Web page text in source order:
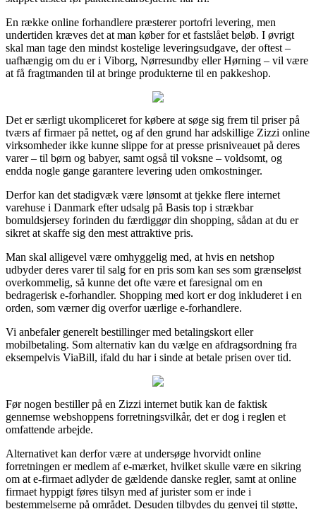
En række online forhandlere præsterer portofri levering, men
undertiden kræves det at man køber for et fastslået beløb. I øvrigt
skal man tage den mindst kostelige leveringsudgave, der oftest –
uafhængig om du er i Viborg, Nørresundby eller Hørning – vil være
at få fragtmanden til at bringe produkterne til en pakkeshop.
Det er særligt ukompliceret for købere at søge sig frem til priser på
tværs af firmaer på nettet, og af den grund har adskillige Zizzi online
virksomheder ikke kunne slippe for at presse prisniveauet på deres
varer – til børn og babyer, samt også til voksne – voldsomt, og
endda nogle gange garantere levering uden omkostninger.
Derfor kan det stadigvæk være lønsomt at tjekke flere internet
varehuse i Danmark efter udsalg på Basis top i strækbar
bomuldsjersey forinden du færdiggør din shopping, sådan at du er
sikret at skaffe sig den mest attraktive pris.
Man skal alligevel være omhyggelig med, at hvis en netshop
udbyder deres varer til salg for en pris som kan ses som grænseløst
overkommelig, så kunne det ofte være et faresignal om en
bedragerisk e-forhandler. Shopping med kort er dog inkluderet i en
orden, som værner dig overfor uærlige e-forhandlere.
Vi anbefaler generelt bestillinger med betalingskort eller
mobilbetaling. Som alternativ kan du vælge en afdragsordning fra
eksempelvis ViaBill, ifald du har i sinde at betale prisen over tid.
Før nogen bestiller på en Zizzi internet butik kan de faktisk
gennemse webshoppens forretningsvilkår, det er dog i reglen et
omfattende arbejde.
Alternativet kan derfor være at undersøge hvorvidt online
forretningen er medlem af e-mærket, hvilket skulle være en sikring
om at e-firmaet adlyder de gældende danske regler, samt at online
firmaet hyppigt føres tilsyn med af jurister som er inde i
bestemmelserne på området. Desuden tilbydes du genvej til støtte,